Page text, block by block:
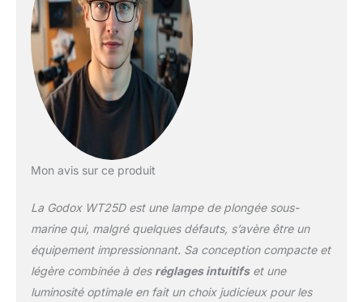
résistance à l'eau et
démontre un niveau
professionnel, même à
40 mètres sous l'eau
Bouton Fluorescent et
Affichage à L'écran: Dans
des conditions sous-
marines avec une lumière
le changement de
couleur et d'autres
opérations. L'indicateur
de puissance affiche le
temps restant en
fonction de la quantité
Mon avis sur ce produit
La Godox WT25D est une lampe de plongée sous-
marine qui, malgré quelques défauts, s’avère être un
équipement impressionnant. Sa conception compacte et
légère combinée à des réglages intuitifset une
luminosité optimale en fait un choix judicieux pour les